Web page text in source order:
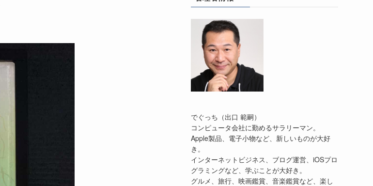
でぐっち（出口 範嗣）
コンピュータ会社に勤めるサラリーマン。
Apple製品、電子小物など、新しいものが大好
き。
インターネットビジネス、ブログ運営、iOSプロ
グラミングなど、学ぶことが大好き。
グルメ、旅行、映画鑑賞、音楽鑑賞など、楽し